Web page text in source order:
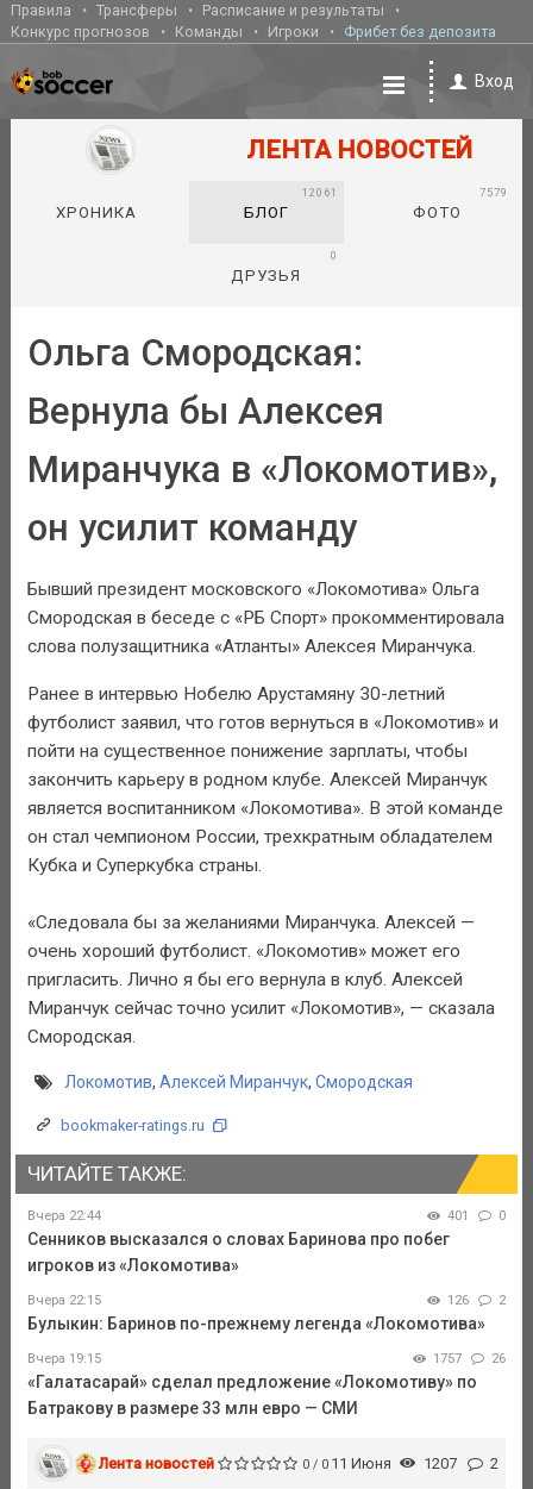
Правила Трансферы
Расписание и результаты
Конкурс прогнозов
Команды Игроки Фрибет без депозита
Вход
ЛЕНТА НОВОСТЕЙ
ХРОНИКА БЛОГ
12061
ФОТО
7579
ДРУЗЬЯ
0
Ольга Смородская:
Вернула бы Алексея
Миранчука в «Локомотив»,
он усилит команду
Бывший президент московского «Локомотива» Ольга
Смородская в беседе с «РБ Спорт» прокомментировала
слова полузащитника «Атланты» Алексея Миранчука.
Ранее в интервью Нобелю Арустамяну 30-летний
футболист заявил, что готов вернуться в «Локомотив» и
пойти на существенное понижение зарплаты, чтобы
закончить карьеру в родном клубе. Алексей Миранчук
является воспитанником «Локомотива». В этой команде
он стал чемпионом России, трехкратным обладателем
Кубка и Суперкубка страны.
«Следовала бы за желаниями Миранчука. Алексей —
очень хороший футболист. «Локомотив» может его
пригласить. Лично я бы его вернула в клуб. Алексей
Миранчук сейчас точно усилит «Локомотив», — сказала
Смородская.
Локомотив, Алексей Миранчук, Смородская
bookmaker-ratings.ru
ЧИТАЙТЕ ТАКЖЕ:
Вчера 22:44 401 0
Сенников высказался о словах Баринова про побег
игроков из «Локомотива»
Вчера 22:15 126 2
Булыкин: Баринов по-прежнему легенда «Локомотива»
Вчера 19:15 1757 26
«Галатасарай» сделал предложение «Локомотиву» по
Батракову в размере 33 млн евро — СМИ
Лента новостей 0 / 0 11 Июня 1207 2